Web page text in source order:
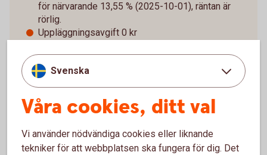
för närvarande 13,55 % (2025-10-01), räntan är
rörlig.
Uppläggningsavgift 0 kr
effektiva räntan för närvarande 14,42 %.
Det sammanlagda belopp som ska betalas är 5
141 kr. Beloppet är uträknat utifrån ett exempel
där krediten återbetalas med rak amortering
under 4 månader (avbetalningsbelopp i snitt 1
Svenska
Våra cookies, ditt val
Vi använder nödvändiga cookies eller liknande
tekniker för att webbplatsen ska fungera för dig. Det